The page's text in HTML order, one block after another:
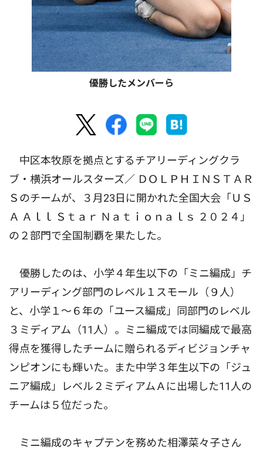
優勝したメンバーら
中区本牧原を拠点とするチアリーディングクラ
ブ・横浜オールスターズ／ ＤＯＬＰＨＩＮＳＴＡＲ
Ｓのチームが、３月23日に開かれた全国大会「ＵＳ
Ａ Ａｌｌ Ｓｔａｒ Ｎａｔｉｏｎａｌｓ ２０２４」
の２部門で全国制覇を果たした。
優勝したのは、小学４年生以下の「ミニ編成」チ
アリーディング部門のレベル１スモール（９人）
と、小学１〜６年の「ユース編成」同部門のレベル
３ミディアム（11人）。ミニ編成では同編成で最高
得点を獲得したチームに贈られるディビジョンチャ
ンピオンにも輝いた。また中学３年生以下の「ジュ
ニア編成」レベル２ミディアムＡに出場した11人の
チームは５位だった。
ミニ編成のキャプテンを務めた相澤菜々子さん